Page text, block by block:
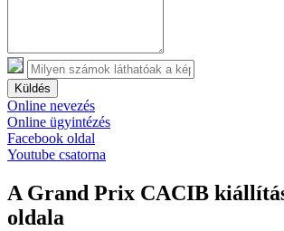
Küldés
Online nevezés
Online ügyintézés
Facebook oldal
Youtube csatorna
A Grand Prix CACIB
oldala